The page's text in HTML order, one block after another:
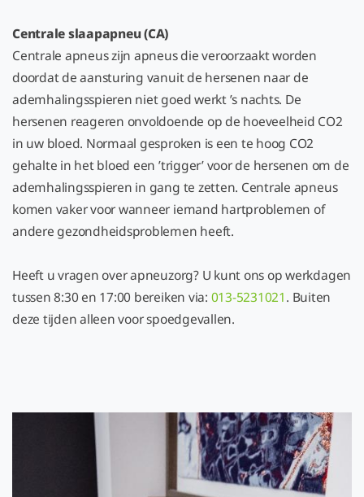
Centrale slaapapneu (CA)
Centrale apneus zijn apneus die veroorzaakt worden
doordat de aansturing vanuit de hersenen naar de
ademhalingsspieren niet goed werkt ’s nachts. De
hersenen reageren onvoldoende op de hoeveelheid CO2
in uw bloed. Normaal gesproken is een te hoog CO2
gehalte in het bloed een ’trigger’ voor de hersenen om de
ademhalingsspieren in gang te zetten. Centrale apneus
komen vaker voor wanneer iemand hartproblemen of
andere gezondheidsproblemen heeft.
Heeft u vragen over apneuzorg? U kunt ons op werkdagen
tussen 8:30 en 17:00 bereiken via: 013-5231021. Buiten
deze tijden alleen voor spoedgevallen.